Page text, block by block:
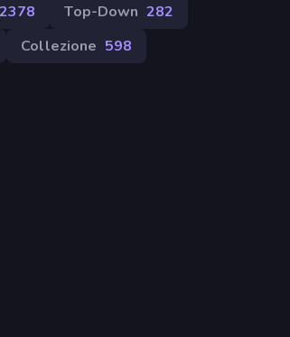
2378 Top-Down 282
Collezione 598